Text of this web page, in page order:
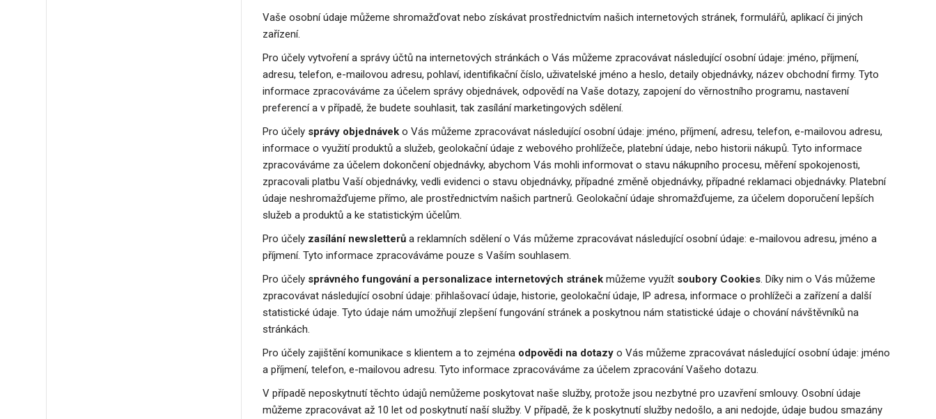
Vaše osobní údaje můžeme shromažďovat nebo získávat prostřednictvím našich internetových stránek, formulářů, aplikací či jiných
zařízení.
Pro účely vytvoření a správy účtů na internetových stránkách o Vás můžeme zpracovávat následující osobní údaje: jméno, příjmení,
adresu, telefon, e-mailovou adresu, pohlaví, identifikační číslo, uživatelské jméno a heslo, detaily objednávky, název obchodní firmy. Tyto
informace zpracováváme za účelem správy objednávek, odpovědí na Vaše dotazy, zapojení do věrnostního programu, nastavení
preferencí a v případě, že budete souhlasit, tak zasílání marketingových sdělení.
Pro účely správy objednáveko Vás můžeme zpracovávat následující osobní údaje: jméno, příjmení, adresu, telefon, e-mailovou adresu,
informace o využití produktů a služeb, geolokační údaje z webového prohlížeče, platební údaje, nebo historii nákupů. Tyto informace
zpracováváme za účelem dokončení objednávky, abychom Vás mohli informovat o stavu nákupního procesu, měření spokojenosti,
zpracovali platbu Vaší objednávky, vedli evidenci o stavu objednávky, případné změně objednávky, případné reklamaci objednávky. Platební
údaje neshromažďujeme přímo, ale prostřednictvím našich partnerů. Geolokační údaje shromažďujeme, za účelem doporučení lepších
služeb a produktů a ke statistickým účelům.
Pro účely zasílání newsletterůa reklamních sdělení o Vás můžeme zpracovávat následující osobní údaje: e-mailovou adresu, jméno a
příjmení. Tyto informace zpracováváme pouze s Vaším souhlasem.
Pro účely správného fungování a personalizace internetových stránekmůžeme využít soubory Cookies. Díky nim o Vás můžeme
zpracovávat následující osobní údaje: přihlašovací údaje, historie, geolokační údaje, IP adresa, informace o prohlížeči a zařízení a další
statistické údaje. Tyto údaje nám umožňují zlepšení fungování stránek a poskytnou nám statistické údaje o chování návštěvníků na
stránkách.
Pro účely zajištění komunikace s klientem a to zejména odpovědi na dotazyo Vás můžeme zpracovávat následující osobní údaje: jméno
a příjmení, telefon, e-mailovou adresu. Tyto informace zpracováváme za účelem zpracování Vašeho dotazu.
V případě neposkytnutí těchto údajů nemůžeme poskytovat naše služby, protože jsou nezbytné pro uzavření smlouvy. Osobní údaje
můžeme zpracovávat až 10 let od poskytnutí naší služby. V případě, že k poskytnutí služby nedošlo, a ani nedojde, údaje budou smazány